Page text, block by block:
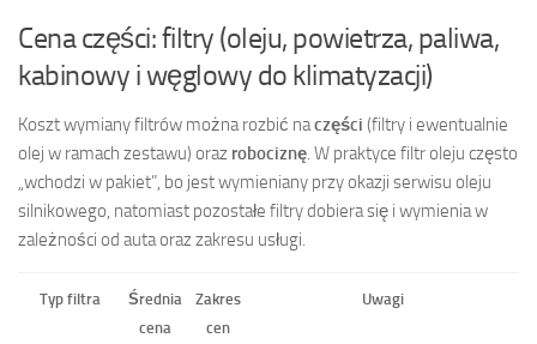
Cena części: filtry (oleju, powietrza, paliwa,
kabinowy i węglowy do klimatyzacji)
Koszt wymiany filtrów można rozbić naczęści (filtry i ewentualnie
olej w ramach zestawu) oraz robociznę. W praktyce filtr oleju często
„wchodzi w pakiet”, bo jest wymieniany przy okazji serwisu oleju
silnikowego, natomiast pozostałe filtry dobiera się i wymienia w
zależności od auta oraz zakresu usługi.
Typ filtra
Średnia
cena
Zakres
cen
Uwagi